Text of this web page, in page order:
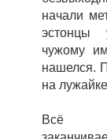
начали
эстонцы
чужому
нашелся.
на
Всё